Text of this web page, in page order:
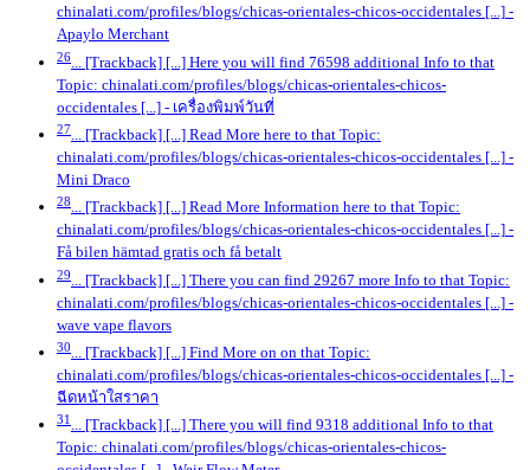
chinalati.com/profiles/blogs/chicas-orientales-chicos-occidentales [...] -
Apaylo Merchant
26
... [Trackback] [...] Here you will find 76598 additional Info to that
Topic: chinalati.com/profiles/blogs/chicas-orientales-chicos-
occidentales [...] - เครื่องพิมพ์วันที่
27
... [Trackback] [...] Read More here to that Topic:
chinalati.com/profiles/blogs/chicas-orientales-chicos-occidentales [...] -
Mini Draco
28... [Trackback] [...] Read More Information here to that Topic:
chinalati.com/profiles/blogs/chicas-orientales-chicos-occidentales [...] -
Få bilen hämtad gratis och få betalt
29
... [Trackback] [...] There you can find 29267 more Info to that Topic:
chinalati.com/profiles/blogs/chicas-orientales-chicos-occidentales [...] -
wave vape flavors
30
... [Trackback] [...] Find More on on that Topic:
chinalati.com/profiles/blogs/chicas-orientales-chicos-occidentales [...] -
ฉีดหน้าใสราคา
31 ... [Trackback] [...] There you will find 9318 additional Info to that
Topic: chinalati.com/profiles/blogs/chicas-orientales-chicos-